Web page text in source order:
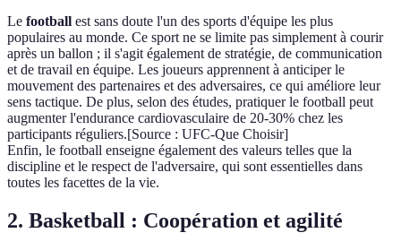
Le football est sans doute l'un des sports d'équipe les plus
populaires au monde. Ce sport ne se limite pas simplement à courir
après un ballon ; il s'agit également de stratégie, de communication
et de travail en équipe. Les joueurs apprennent à anticiper le
mouvement des partenaires et des adversaires, ce qui améliore leur
sens tactique. De plus, selon des études, pratiquer le football peut
augmenter l'endurance cardiovasculaire de 20-30% chez les
participants réguliers.[Source : UFC-Que Choisir]
Enfin, le football enseigne également des valeurs telles que la
discipline et le respect de l'adversaire, qui sont essentielles dans
toutes les facettes de la vie.
2. Basketball : Coopération et agilité